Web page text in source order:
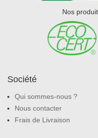
Nos
Société
Qui sommes-nous ?
Nous contacter
Frais de Livraison